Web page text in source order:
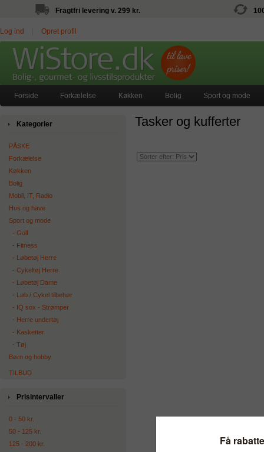
Fragtfri levering v. 299 kr.
Log ind Opret profil
Forside Forkælelse Køkken Bolig Sport og mode
Kategorier
PÅSKE
Forkælelse
Køkken
Bolig
Mobil, IT, Radio
Hus og have
Sport og mode
‐ Golf
‐ Fitness
‐ Løbetøj Herre
‐ Cykeltøj Herre
‐ Løbetøj Dame
‐ Løb / Cykel tilbehør
‐ IQ sox - Strømper
‐ Herre undertøj
‐ Kasketter
‐ Tøj
Børn og hobby
TILBUD
Prisintervaller
0 - 50 kr.
50 - 125 kr.
125 - 200 kr.
Tasker og kufferter